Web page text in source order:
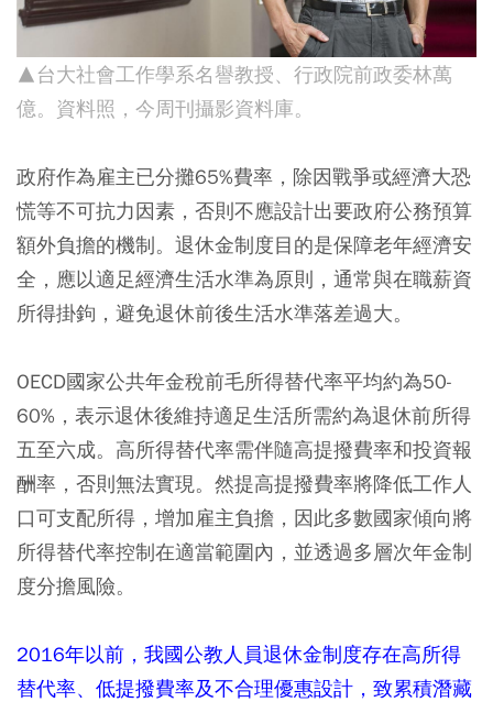
▲台大社會工作學系名譽教授、行政院前政委林萬
億。資料照，今周刊攝影資料庫。
政府作為雇主已分攤65%費率，除因戰爭或經濟大恐
慌等不可抗力因素，否則不應設計出要政府公務預算
額外負擔的機制。退休金制度目的是保障老年經濟安
全，應以適足經濟生活水準為原則，通常與在職薪資
所得掛鉤，避免退休前後生活水準落差過大。
OECD國家公共年金稅前毛所得替代率平均約為50-
60%，表示退休後維持適足生活所需約為退休前所得
五至六成。高所得替代率需伴隨高提撥費率和投資報
酬率，否則無法實現。然提高提撥費率將降低工作人
口可支配所得，增加雇主負擔，因此多數國家傾向將
所得替代率控制在適當範圍內，並透過多層次年金制
度分擔風險。
2016年以前，我國公教人員退休金制度存在高所得
替代率、低提撥費率及不合理優惠設計，致累積潛藏